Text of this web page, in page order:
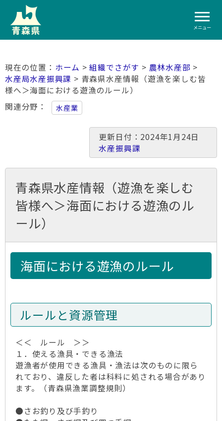
メニュー
ホーム >組織でさがす > 農林水産部 >
水産局水産振興課 > 青森県水産情報（遊漁を楽しむ皆
様へ＞海面における遊漁のルール）
関連分野
水産業
更新日付：2024年1月24日
水産振興課
青森県水産情報（遊漁を楽しむ
皆様へ＞海面における遊漁のル
ール）
海面における遊漁のルール
ルールと資源管理
＜＜ ルール ＞＞
１．使える漁具・できる漁法
遊漁者が使用できる漁具・漁法は次のものに限ら
れており、違反した者は科料に処される場合があり
ます。（青森県漁業調整規則）
●さお釣り及び手釣り